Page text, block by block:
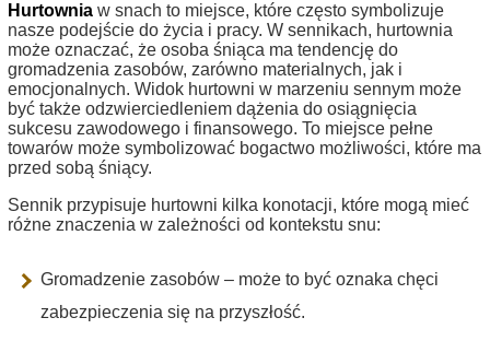
Hurtownia w snach to miejsce, które często symbolizuje
nasze podejście do życia i pracy. W sennikach, hurtownia
może oznaczać, że osoba śniąca ma tendencję do
gromadzenia zasobów, zarówno materialnych, jak i
emocjonalnych. Widok hurtowni w marzeniu sennym może
być także odzwierciedleniem dążenia do osiągnięcia
sukcesu zawodowego i finansowego. To miejsce pełne
towarów może symbolizować bogactwo możliwości, które ma
przed sobą śniący.
Sennik przypisuje hurtowni kilka konotacji, które mogą mieć
różne znaczenia w zależności od kontekstu snu:
Gromadzenie zasobów – może to być oznaka chęci
zabezpieczenia się na przyszłość.